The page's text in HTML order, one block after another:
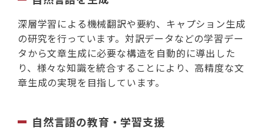
深層学習による機械翻訳や要約、キャプション生成
の研究を行っています。対訳データなどの学習デー
タから文章生成に必要な構造を自動的に導出した
り、様々な知識を統合することにより、高精度な文
章生成の実現を目指しています。
自然言語の教育・学習支援